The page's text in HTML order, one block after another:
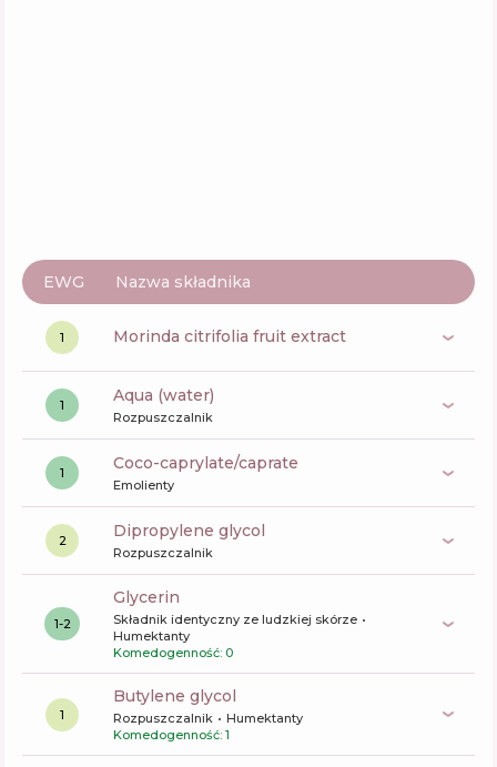
EWG Nazwa składnika
1 morinda citrifolia fruit extract
1 aqua (water)
Rozpuszczalnik
1 coco-caprylate/caprate
Emolienty
2 dipropylene glycol
Rozpuszczalnik
1-2
glycerin
Składnik identyczny ze ludzkiej skórze
Humektanty
Komedogenność: 0
1
butylene glycol
Rozpuszczalnik
Humektanty
Komedogenność: 1